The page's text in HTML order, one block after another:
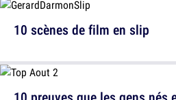
10 scènes de film en slip